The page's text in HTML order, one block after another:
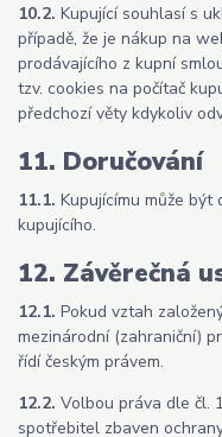
10.2. Kupující souhlasí s
případě, že je nákup na
prodávajícího z kupní
tzv. cookies na počítač
předchozí věty kdykoliv
11. Doručování
11.1. Kupujícímu může
kupujícího.
12. Závěrečná
12.1. Pokud vztah
mezinárodní (zahraniční)
řídí českým právem.
12.2. Volbou práva dle čl.
spotřebitel zbaven